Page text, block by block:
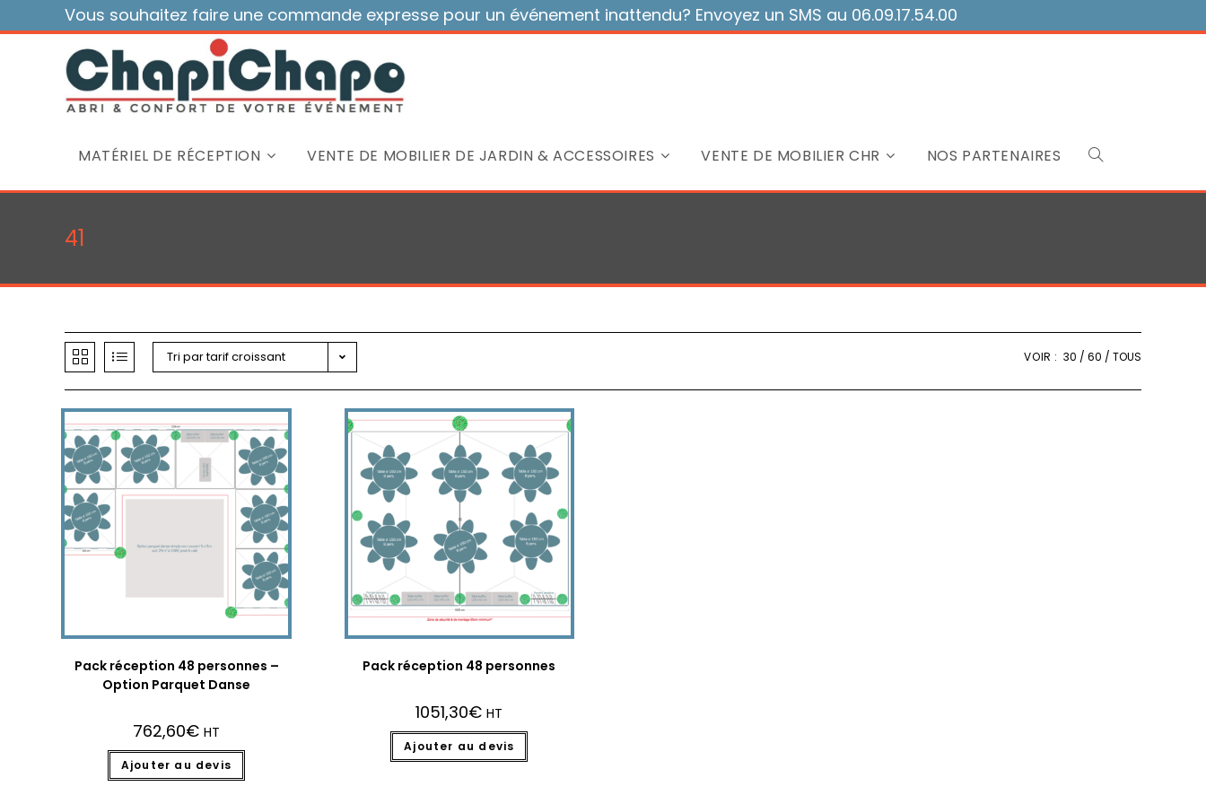
to
Vous souhaitez faire une commande expresse pour un événement inattendu? Envoyez un SMS au 06.09.17.54.00
MATÉRIEL DE RÉCEPTION VENTE DE MOBILIER DE JARDIN & ACCESSOIRES VENTE DE MOBILIER CHR NOS PARTENAIRES Toggle
search
41
Tri par tarif croissant VOIR : 30 60 TOUS
Pack réception 48 personnes –
Option Parquet Danse
762,60€ HT
Ajouter au devis
Pack réception 48 personnes
1051,30€ HT
Ajouter au devis